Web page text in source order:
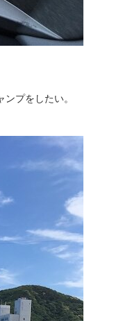
プをしたい。